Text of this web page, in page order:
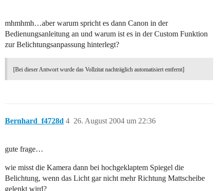
mhmhmh…aber warum spricht es dann Canon in der
Bedienungsanleitung an und warum ist es in der Custom Funktion
zur Belichtungsanpassung hinterlegt?
[Bei dieser Antwort wurde das Vollzitat nachträglich automatisiert entfernt]
Bernhard_f4728d 26. August 2004 um 22:36
4
gute frage…
wie misst die Kamera dann bei hochgeklaptem Spiegel die
Belichtung, wenn das Licht gar nicht mehr Richtung Mattscheibe
gelenkt wird?